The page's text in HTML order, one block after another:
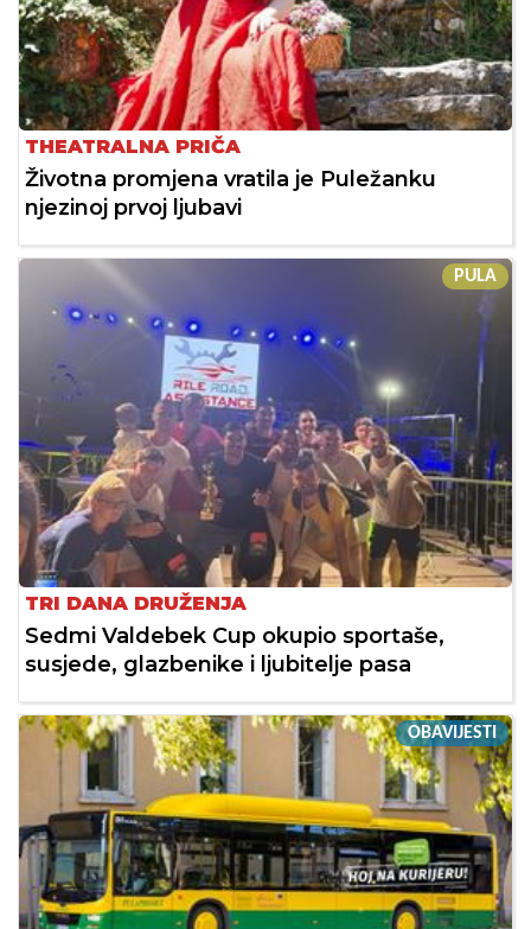
THEATRALNA PRIČA
Životna promjena vratila je Puležanku
njezinoj prvoj ljubavi
PULA
TRI DANA DRUŽENJA
Sedmi Valdebek Cup okupio sportaše,
susjede, glazbenike i ljubitelje pasa
OBAVIJESTI